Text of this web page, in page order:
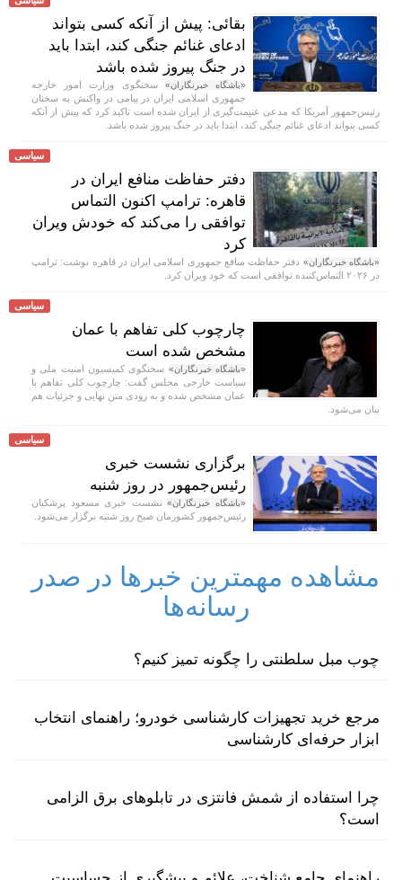
بقائی: پیش از آنکه کسی بتواند
ادعای غنائم جنگی کند، ابتدا باید
در جنگ پیروز شده باشد
«باشگاه خبرنگاران» سخنگوی وزارت امور خارجه
جمهوری اسلامی ایران در پیامی در واکنش به سخنان
رئیس‌جمهور آمریکا که مدعی غنیمت‌گیری از ایران شده است تاکید کرد که پیش از آنکه
کسی بتواند ادعای غنائم جنگی کند، ابتدا باید در جنگ پیروز شده باشد.
سیاسی
دفتر حفاظت منافع ایران در
قاهره: ترامپ اکنون التماس
توافقی را می‌کند که خودش ویران
کرد
«باشگاه خبرنگاران» دفتر حفاظت منافع جمهوری اسلامی ایران در قاهره نوشت: ترامپ
در ۲۰۲۶ التماس‌کننده توافقی است که خود ویران کرد.
سیاسی
چارچوب کلی تفاهم با عمان
مشخص شده است
«باشگاه خبرنگاران» سخنگوی کمیسیون امنیت ملی و
سیاست خارجی مجلس گفت: چارچوب کلی تفاهم با
عمان مشخص شده و به زودی متن نهایی و جزئیات هم
بیان می‌شود.
سیاسی
برگزاری نشست خبری
رئیس‌جمهور در روز شنبه
«باشگاه خبرنگاران»نشست خبری مسعود پزشکیان
رئیس‌جمهور کشورمان صبح روز شنبه برگزار می‌شود.
مشاهده مهمترین خبرها در صدر
رسانه‌ها
چوب مبل سلطنتی را چگونه تمیز کنیم؟
مرجع خرید تجهیزات کارشناسی خودرو؛ راهنمای انتخاب
ابزار حرفه‌ای کارشناسی
چرا استفاده از شمش فانتزی در تابلوهای برق الزامی
است؟